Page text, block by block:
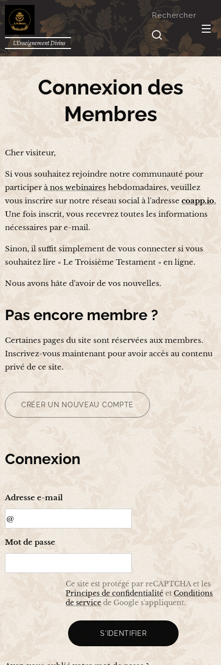
L'Enseignement Divins
Rechercher
Connexion des
Membres
Cher visiteur,
Si vous souhaitez rejoindre notre communauté pour
participerà nos webinaireshebdomadaires, veuillez
vous inscrire sur notre réseau social à l'adressecoapp.io.
Une fois inscrit, vous recevrez toutes les informations
nécessaires par e-mail.
Sinon, il suffit simplement de vous connecter si vous
souhaitez lire « Le Troisième Testament » en ligne.
Nous avons hâte d'avoir de vos nouvelles.
Pas encore membre ?
Certaines pages du site sont réservées aux membres.
Inscrivez-vous maintenant pour avoir accès au contenu
privé de ce site.
CRÉER UN NOUVEAU COMPTE
Connexion
Adresse e-mail
Mot de passe
Ce site est protégé par reCAPTCHA et les
Principes de confidentialitéetConditions
de servicede Google s'appliquent.
S'IDENTIFIER